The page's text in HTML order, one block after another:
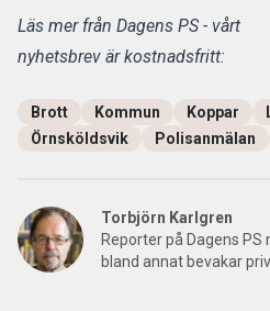
Läs mer från Dagens PS - vårt
nyhetsbrev är kostnadsfritt:
Brott Kommun Koppar
Örnsköldsvik
Polisanmälan
Torbjörn Karlgren
Reporter på Dagens
bland annat bevakar